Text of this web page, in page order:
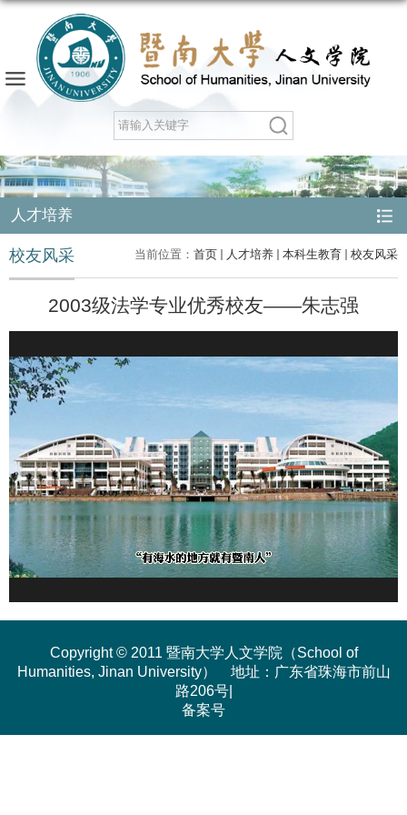
人才培养
当前位置： 首页 人才培养 本科生教育 校友风采
校友风采
2003级法学专业优秀校友——朱志强
Copyright © 2011 暨南大学人文学院（School of
Humanities, Jinan University） 地址：广东省珠海市前山
路206号|
备案号